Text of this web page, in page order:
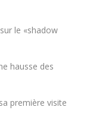
le «shadow
hausse des
première visite